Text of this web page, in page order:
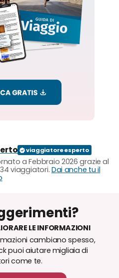
a Febbraio 2026 grazie al
viaggiatori. Dai anche tu il
LE INFORMAZIONI
cambiano spesso,
puoi aiutare migliaia di
come te.